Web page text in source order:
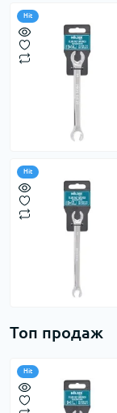
Hit
Hit
Топ продаж
Hit